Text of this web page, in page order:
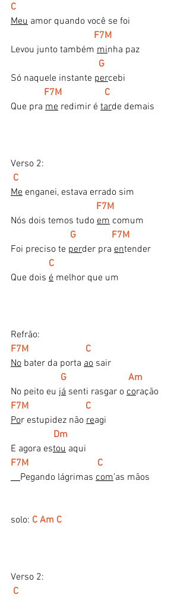
C
Meu amor quando você se foi
  F7M
Levou junto também minha paz
    G
Só naquele instante percebi
   F7M                  C
Que pra me redimir é tarde demais
Verso 2:
C
Me enganei, estava errado sim
    F7M
Nós dois temos tudo em comum
G               F7M
Foi preciso te perder pra entender
C
Que dois é melhor que um
Refrão:
F7M                        C
No bater da porta ao sair
G                          Am
No peito eu já senti rasgar o coração
F7M                        C
Por estupidez não reagi
   Dm
E agora estou aqui
F7M                             C
Pegando lágrimas com’as mãos
solo: C Am C
Verso 2:
C